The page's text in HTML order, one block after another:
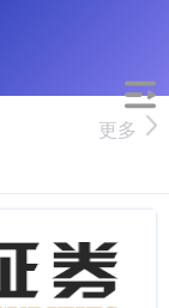
更多